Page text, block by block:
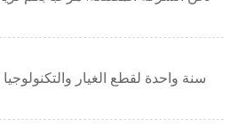
سنة واحدة لقطع الغيار